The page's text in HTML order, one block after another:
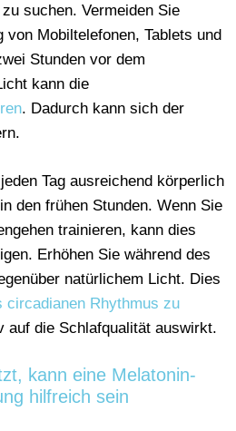
suchen. Vermeiden Sie
von Mobiltelefonen, Tablets und
Stunden vor dem
kann die
. Dadurch kann sich der
Tag ausreichend körperlich
den frühen Stunden. Wenn Sie
trainieren, kann dies
Erhöhen Sie während des
natürlichem Licht. Dies
circadianen Rhythmus zu
auf die Schlafqualität auswirkt.
kann eine Melatonin-
hilfreich sein